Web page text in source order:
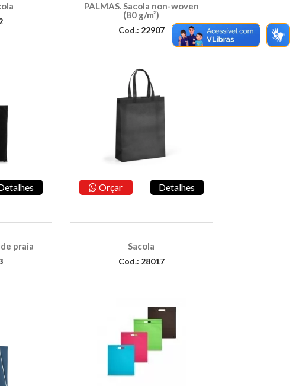
PALMAS. Sacola non-woven
(80 g/m²)
Cod.: 22907
Orçar Detalhes
praia Sacola
Cod.: 28017